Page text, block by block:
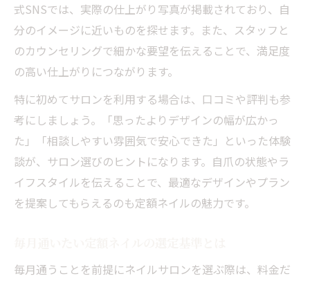
定額ネイル選びで満足度を高めるポイント
比較で分かる定額ネイルの本当の魅力とは
口コミも活用した定額ネイル比較の方法
定額ネイルで毎月通いたくなるサロンの特
徴
理想の定額ネイル体験を実現するポイント
長く付き合える定額ネイルの選び方を解説
定額ネイルで安心して通える理由を紹介
式SNSでは、実際の仕上がり写真が掲載されており、自
分のイメージに近いものを探せます。また、スタッフと
のカウンセリングで細かな要望を伝えることで、満足度
の高い仕上がりにつながります。
特に初めてサロンを利用する場合は、口コミや評判も参
考にしましょう。「思ったよりデザインの幅が広かっ
た」「相談しやすい雰囲気で安心できた」といった体験
談が、サロン選びのヒントになります。自爪の状態やラ
イフスタイルを伝えることで、最適なデザインやプラン
を提案してもらえるのも定額ネイルの魅力です。
毎月通うことを前提にネイルサロンを選ぶ際は、料金だ